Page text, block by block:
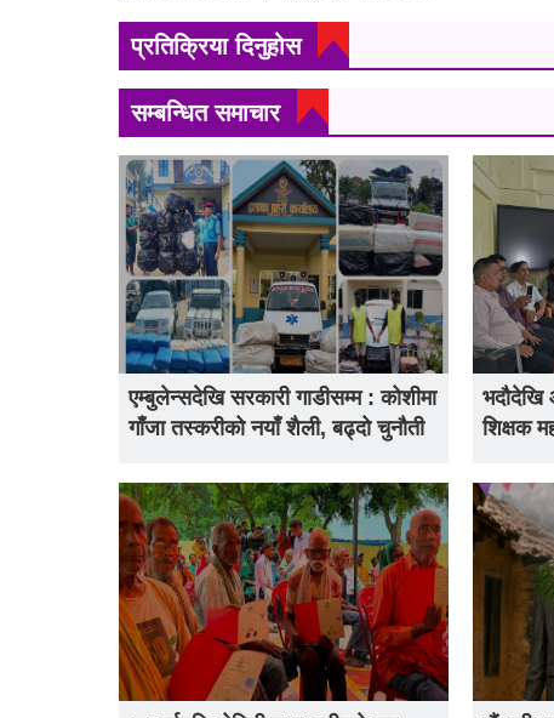
प्रतिक्रिया दिनुहोस
सम्बन्धित समाचार
एम्बुलेन्सदेखि सरकारी गाडीसम्म : कोशीमा
गाँजा तस्करीको नयाँ शैली, बढ्दो चुनौती
भदौदेखि
शिक्षक